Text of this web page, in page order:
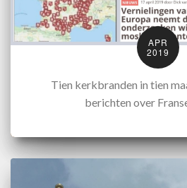
APR
2019
Tien kerkbranden in tien
berichten over